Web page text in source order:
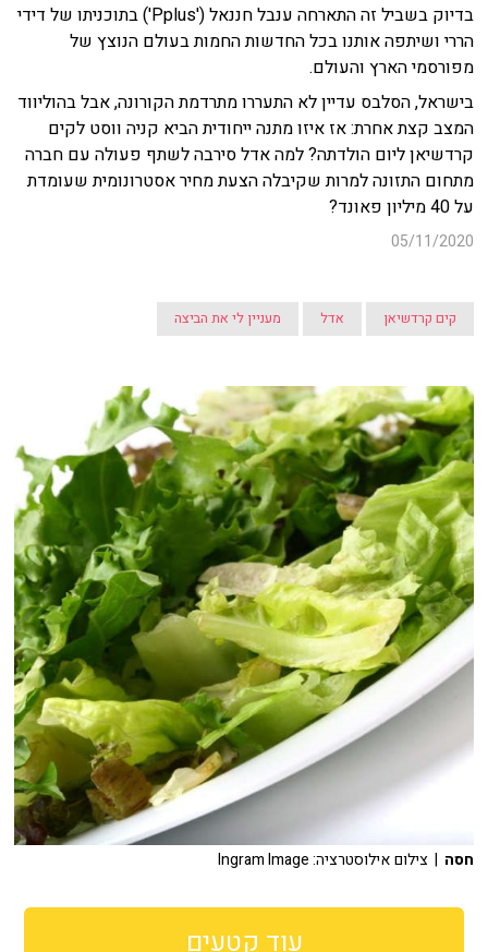
בדיוק בשביל זה התארחה ענבל חננאל ('Pplus') בתוכניתו של דידי
הררי ושיתפה אותנו בכל החדשות החמות בעולם הנוצץ של
מפורסמי הארץ והעולם.
בישראל, הסלבס עדיין לא התעררו מתרדמת הקורונה, אבל בהוליווד
המצב קצת אחרת: אז איזו מתנה ייחודית הביא קניה ווסט לקים
קרדשיאן ליום הולדתה? למה אדל סירבה לשתף פעולה עם חברה
מתחום התזונה למרות שקיבלה הצעת מחיר אסטרונומית שעומדת
על 40 מיליון פאונד?
05/11/2020
קים קרדשיאן אדל מעניין לי את הביצה
חסה | צילום אילוסטרציה: Ingram Image
עוד קטעים